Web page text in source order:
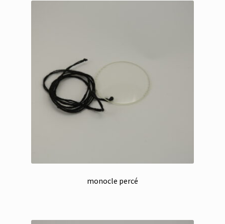
monocle percé